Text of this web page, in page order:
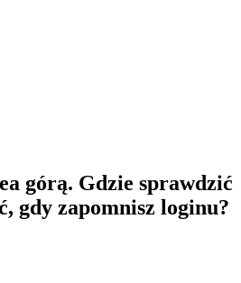
górą. Gdzie sprawdzić
gdy zapomnisz loginu?